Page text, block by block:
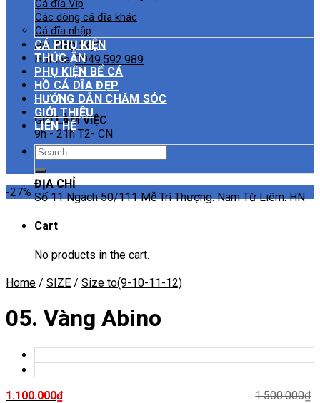
HỖ TRỢ 24/7
Hotline:0949.592.989
GIỜ LÀM VIỆC
9h - 21h T2- CN
ĐỊA CHỈ
Số 11 Ngách 50/111 Mễ Trì Thượng. Nam Từ Liêm. HN
Cart
No products in the cart.
Cá đĩa Vip
Các dòng cá đĩa khác
Cá đĩa nhập
CÁ PHỤ KIỆN
THỨC ĂN
PHỤ KIỆN BỂ CÁ
HỒ CÁ DĨA ĐẸP
HƯỚNG DẪN CHĂM SÓC
GIỚI THIỆU
LIÊN HỆ
Search
for:
-27%
Home / SIZE / Size to(9-10-11-12)
05. Vàng Abino
1.100.000₫ 1.500.000₫